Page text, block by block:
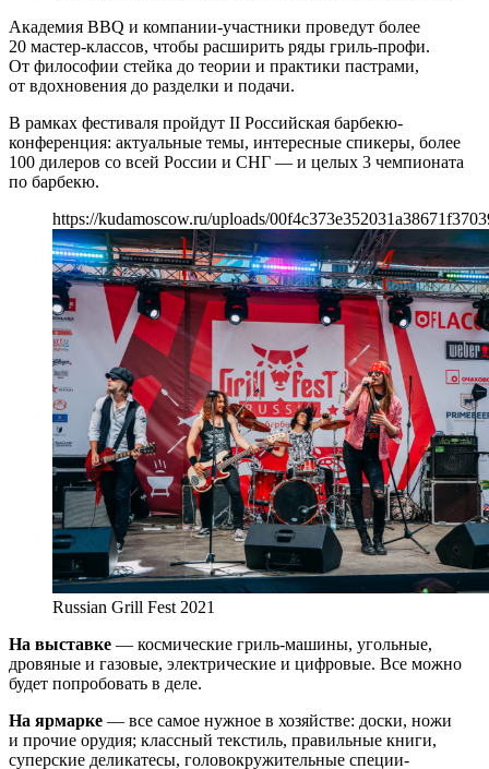
Академия BBQ и компании-участники проведут более
20 мастер-классов, чтобы расширить ряды гриль-профи.
От философии стейка до теории и практики пастрами,
от вдохновения до разделки и подачи.
В рамках фестиваля пройдут II Российская барбекю-
конференция: актуальные темы, интересные спикеры, более
100 дилеров со всей России и СНГ — и целых 3 чемпионата
по барбекю.
https://kudamoscow.ru/uploads/
Russian Grill Fest 2021
На выставке — космические гриль-машины, угольные,
дровяные и газовые, электрические и цифровые. Все можно
будет попробовать в деле.
На ярмарке — все самое нужное в хозяйстве: доски, ножи
и прочие орудия; классный текстиль, правильные книги,
суперские деликатесы, головокружительные специи-